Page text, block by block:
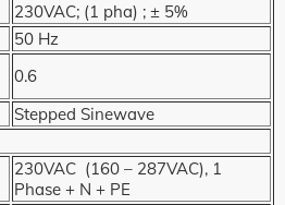
230VAC; (1 pha) ; ± 5%
50 Hz
0.6
Stepped Sinewave
230VAC (160 – 287VAC), 1
Phase + N + PE